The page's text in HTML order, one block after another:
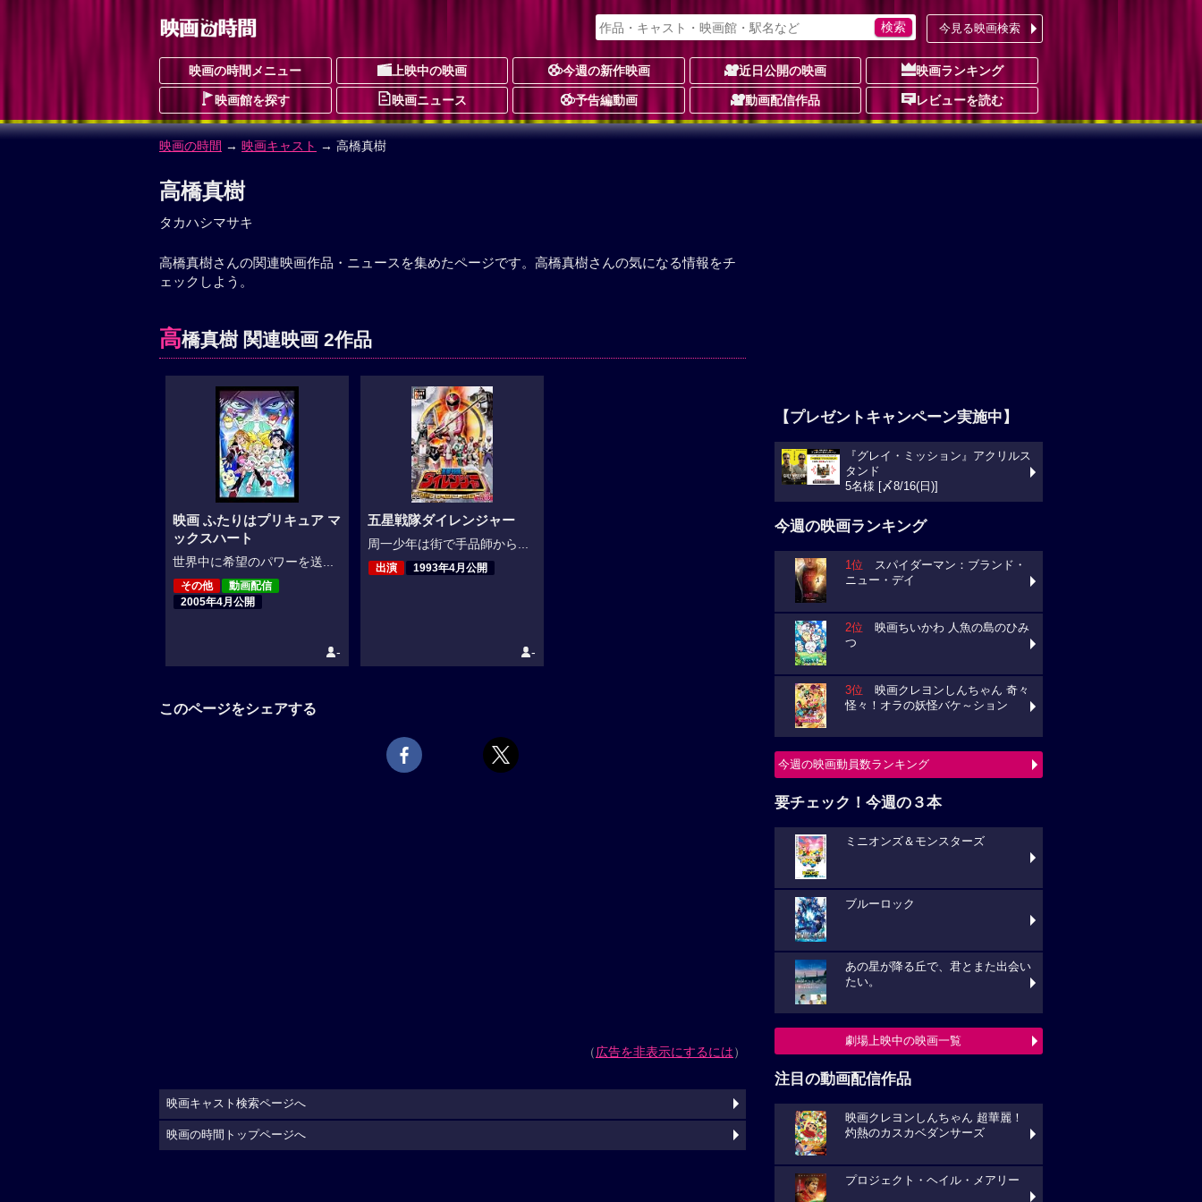
今見る映画検索
映画の時間メニュー 上映中の映画 今週の新作映画 近日公開の映画 映画ランキング
映画館を探す 映画ニュース 予告編動画 動画配信作品 レビューを読む
映画の時間 → 映画キャスト → 高橋真樹
高橋真樹
タカハシマサキ
高橋真樹さんの関連映画作品・ニュースを集めたページです。高橋真樹さんの気になる情報をチ
ェックしよう。
高橋真樹 関連映画 2作品
映画 ふたりはプリキュア マ
ックスハート
世界中に希望のパワーを送...
その他
動画配信
2005年4月公開
-
五星戦隊ダイレンジャー
周一少年は街で手品師から...
出演 1993年4月公開
-
このページをシェアする
（広告を非表示にするには）
【プレゼントキャンペーン実施中】
『グレイ・ミッション』アクリルス
タンド
5名様 [〆8/16(日)]
今週の映画ランキング
1位 スパイダーマン：ブランド・
ニュー・デイ
2位 映画ちいかわ 人魚の島のひみ
つ
3位 映画クレヨンしんちゃん 奇々
怪々！オラの妖怪バケ～ション
今週の映画動員数ランキング
要チェック！今週の３本
ミニオンズ＆モンスターズ
ブルーロック
あの星が降る丘で、君とまた出会い
たい。
劇場上映中の映画一覧
注目の動画配信作品
映画クレヨンしんちゃん 超華麗！
灼熱のカスカベダンサーズ
プロジェクト・ヘイル・メアリー
映画キャスト検索ページへ
映画の時間トップページへ